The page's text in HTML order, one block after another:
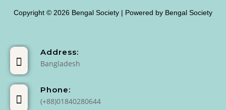
Copyright © 2026 Bengal Society | Powered by Bengal Society
Address:
Bangladesh
Phone:
(+88)01840280644